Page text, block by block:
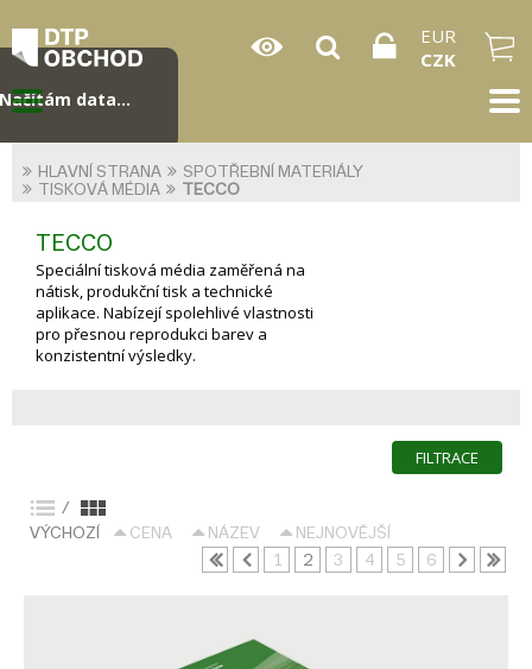
EUR
CZK
HLAVNÍ STRANA
SPOTŘEBNÍ MATERIÁLY
TISKOVÁ MÉDIA
TECCO
TECCO
Speciální tisková média zaměřená na
nátisk, produkční tisk a technické
aplikace. Nabízejí spolehlivé vlastnosti
pro přesnou reprodukci barev a
konzistentní výsledky.
FILTRACE
/
VÝCHOZÍ
CENA NÁZEV
NEJNOVĚJŠÍ
1
2 3 4 5 6
Načítám data...